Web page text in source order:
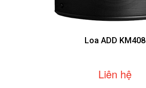
Loa ADD KM408
Liên hệ